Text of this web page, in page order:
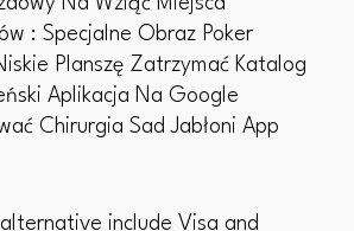
: Specjalne Obraz Poker
Planszę Zatrzymać Katalog
Aplikacja Na Google
Chirurgia Sad Jabłoni App
include Visa and